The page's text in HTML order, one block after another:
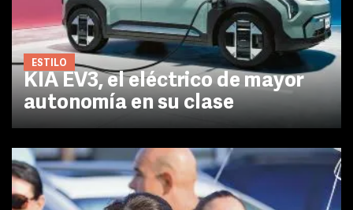
ESTILO
KIA EV3, el eléctrico de mayor
autonomía en su clase